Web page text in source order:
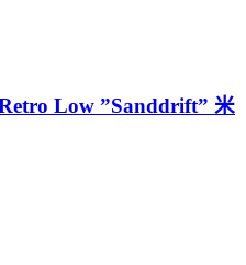
Low ”Sanddrift” 米